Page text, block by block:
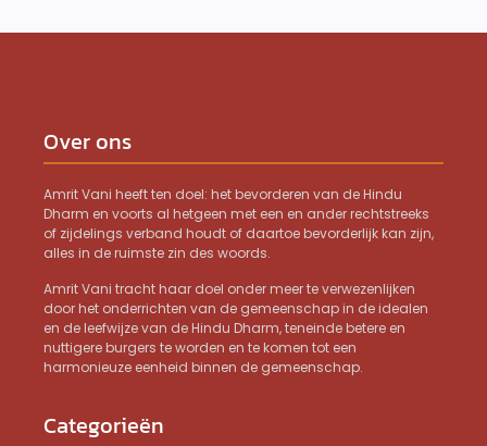
Over ons
Amrit Vani heeft ten doel: het bevorderen van de Hindu
Dharm en voorts al hetgeen met een en ander rechtstreeks
of zijdelings verband houdt of daartoe bevorderlijk kan zijn,
alles in de ruimste zin des woords.
Amrit Vani tracht haar doel onder meer te verwezenlijken
door het onderrichten van de gemeenschap in de idealen
en de leefwijze van de Hindu Dharm, teneinde betere en
nuttigere burgers te worden en te komen tot een
harmonieuze eenheid binnen de gemeenschap.
Categorieën